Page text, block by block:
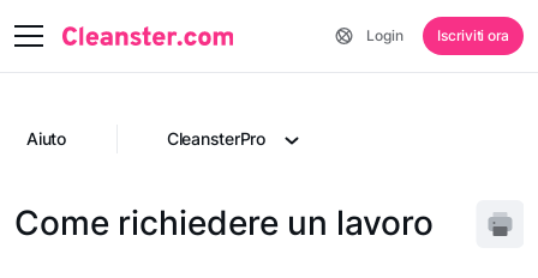
Login Iscriviti ora
Aiuto CleansterPro
Come richiedere un lavoro